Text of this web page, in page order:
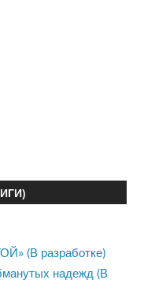
(В разработке)
надежд (В